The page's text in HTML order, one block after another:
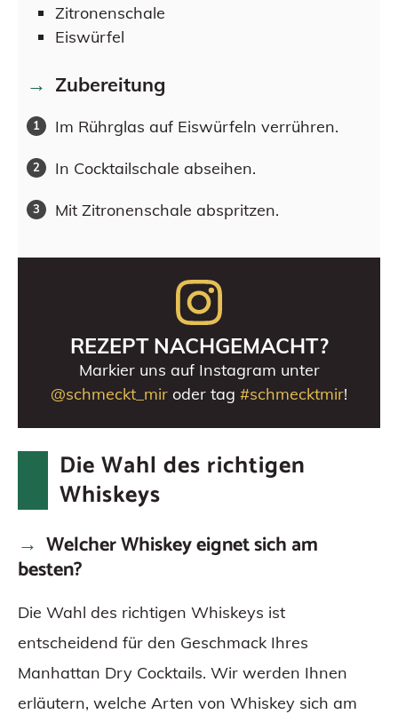
Zitronenschale
Eiswürfel
Zubereitung
Im Rührglas auf Eiswürfeln verrühren.
In Cocktailschale abseihen.
Mit Zitronenschale abspritzen.
REZEPT NACHGEMACHT?
Markier uns auf Instagram unter
@schmeckt_mir oder tag #schmecktmir!
Die Wahl des richtigen
Whiskeys
Welcher Whiskey eignet sich am
besten?
Die Wahl des richtigen Whiskeys ist
entscheidend für den Geschmack Ihres
Manhattan Dry Cocktails. Wir werden Ihnen
erläutern, welche Arten von Whiskey sich am